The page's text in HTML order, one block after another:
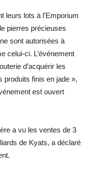
leurs lots à l’Emporium
pierres précieuses
sont autorisées à
celui-ci. L’événement
d’acquérir les
produits finis en jade »,
est ouvert
a vu les ventes de 3
de Kyats, a déclaré